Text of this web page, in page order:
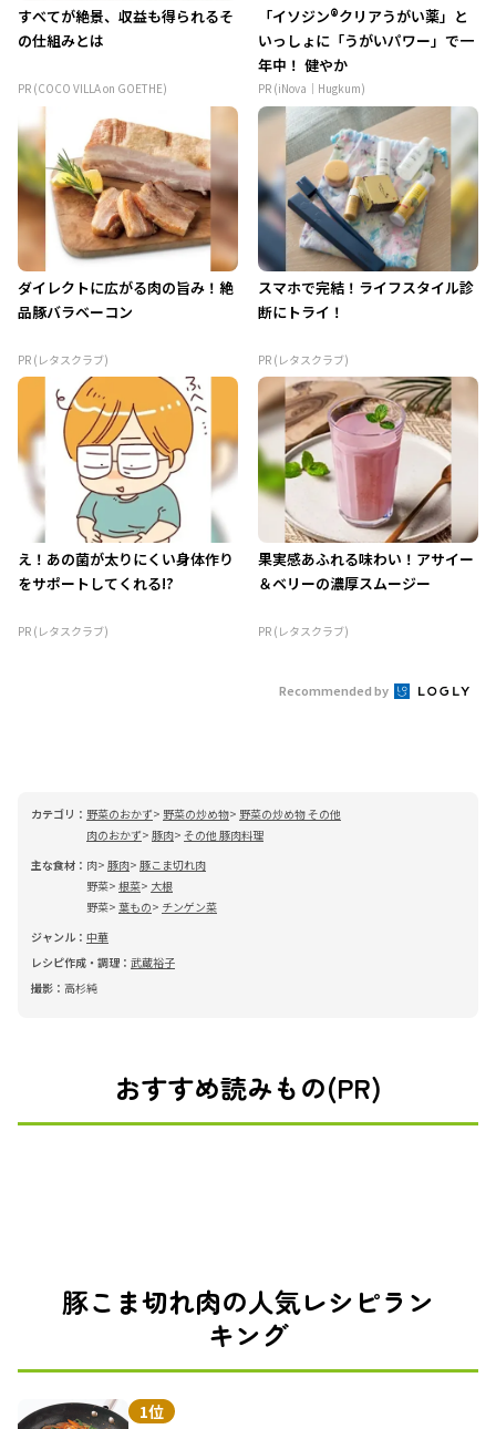
すべてが絶景、収益も得られるそ
の仕組みとは
PR (COCO VILLA on GOETHE)
「イソジン®クリアうがい薬」と
いっしょに「うがいパワー」で一
年中！ 健やか
PR (iNova｜Hugkum)
ダイレクトに広がる肉の旨み！絶
品豚バラベーコン
PR (レタスクラブ)
スマホで完結！ライフスタイル診
断にトライ！
PR (レタスクラブ)
え！あの菌が太りにくい身体作り
をサポートしてくれる!?
PR (レタスクラブ)
果実感あふれる味わい！アサイー
＆ベリーの濃厚スムージー
PR (レタスクラブ)
Recommended by
カテゴリ： 野菜のおかず 野菜の炒め物
野菜の炒め物 その他
肉のおかず 豚肉 その他 豚肉料理
主な食材： 肉 豚肉 豚こま切れ肉
野菜 根菜
大根
野菜 葉もの
チンゲン菜
ジャンル： 中華
レシピ作成・調理： 武蔵裕子
撮影： 高杉純
おすすめ読みもの(PR)
豚こま切れ肉の人気レシピラン
キング
1位